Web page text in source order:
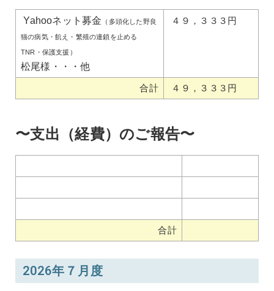
Yahooネット募金 （多頭化した野良
猫の病気・飢え・繁殖の連鎖を止める
TNR・保護支援）
松尾様・・・他
４９，３３３円
合計 ４９，３３３円
〜支出（経費）のご報告〜
合計
2026年７月度